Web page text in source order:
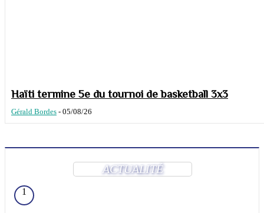
Haïti termine 5e du tournoi de basketball 3x3
Gérald Bordes - 05/08/26
ACTUALITÉ
1